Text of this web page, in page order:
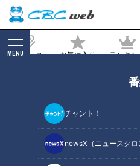
ニュース お気に入り ランキン
MENU
チャント！
newsX（ニュースクロ
価格は330円が中心
記事